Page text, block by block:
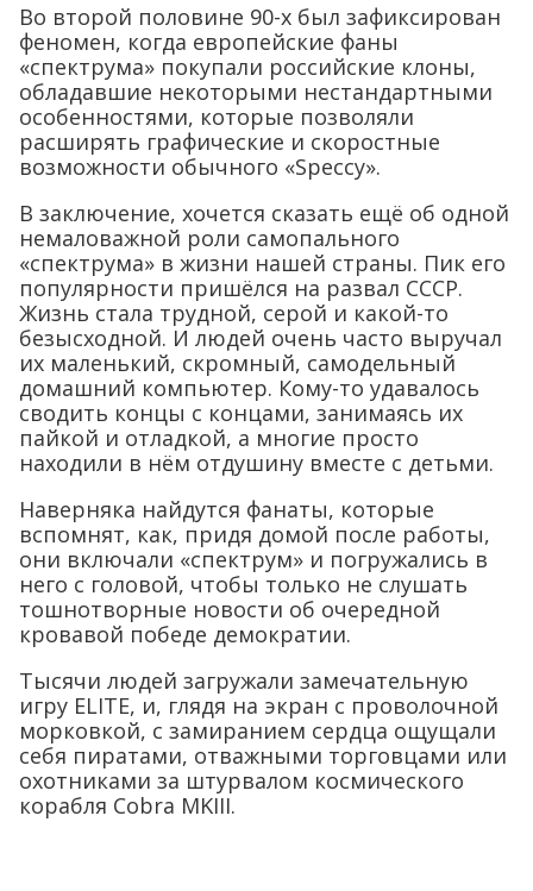
Во второй половине 90-х был зафиксирован
феномен, когда европейские фаны
«спектрума» покупали российские клоны,
обладавшие некоторыми нестандартными
особенностями, которые позволяли
расширять графические и скоростные
возможности обычного «Speccy».
В заключение, хочется сказать ещё об одной
немаловажной роли самопального
«спектрума» в жизни нашей страны. Пик его
популярности пришёлся на развал СССР.
Жизнь стала трудной, серой и какой-то
безысходной. И людей очень часто выручал
их маленький, скромный, самодельный
домашний компьютер. Кому-то удавалось
сводить концы с концами, занимаясь их
пайкой и отладкой, а многие просто
находили в нём отдушину вместе с детьми.
Наверняка найдутся фанаты, которые
вспомнят, как, придя домой после работы,
они включали «спектрум» и погружались в
него с головой, чтобы только не слушать
тошнотворные новости об очередной
кровавой победе демократии.
Тысячи людей загружали замечательную
игру ELITE, и, глядя на экран с проволочной
морковкой, с замиранием сердца ощущали
себя пиратами, отважными торговцами или
охотниками за штурвалом космического
корабля Cobra MKIII.